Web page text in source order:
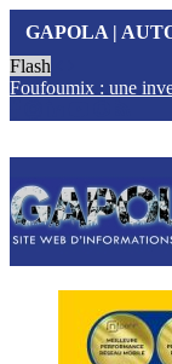
GAPOLA |
Flash
Foufoumix : une